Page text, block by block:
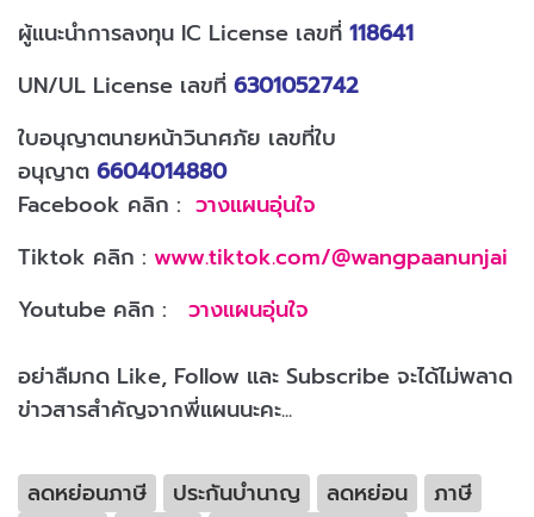
ผู้แนะนำการลงทุน IC License เลขที่ 118641
UN/UL License เลขที่ 6301052742
ใบอนุญาตนายหน้าวินาศภัย เลขที่ใบ
อนุญาต 6604014880
Facebook คลิก : วางแผนอุ่นใจ
Tiktok คลิก : www.tiktok.com/@wangpaanunjai
Youtube คลิก : วางแผนอุ่นใจ
อย่าลืมกด Like, Follow และ Subscribe จะได้ไม่พลาด
ข่าวสารสำคัญจากพี่แผนนะคะ...
ลดหย่อนภาษี ประกันบำนาญ ลดหย่อน
ภาษี